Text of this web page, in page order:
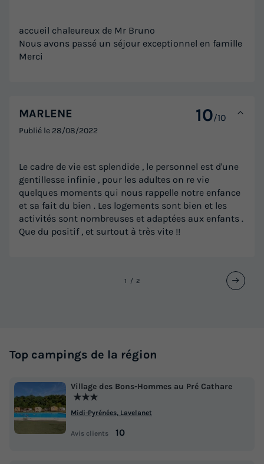
accueil chaleureux de Mr Bruno
Nous avons passé un séjour exceptionnel en famille
Merci
MARLENE 10/10
Publié le 28/08/2022
Le cadre de vie est splendide , le personnel est d'une
gentillesse infinie , pour les adultes on re vie
quelques moments qui nous rappelle notre enfance
et sa fait du bien . Les logements sont bien et les
activités sont nombreuses et adaptées aux enfants .
Que du positif , et surtout à très vite !!
1 2
Top campings de la région
Village des Bons-Hommes au Pré Cathare
★★★
Midi-Pyrénées, Lavelanet
Avis clients 10